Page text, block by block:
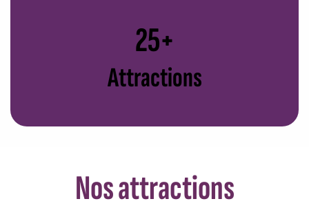
25+
Attractions
Nos attractions